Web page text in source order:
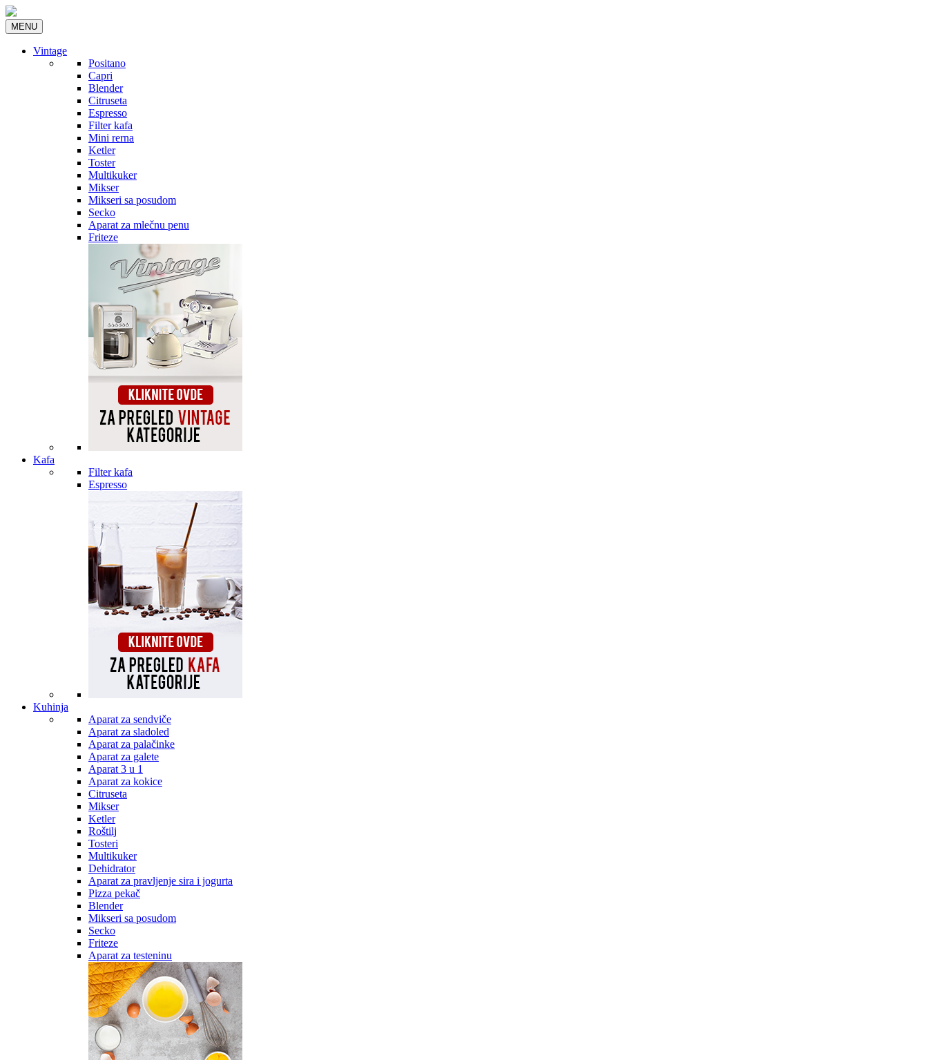
MENU
Vintage
Positano
Capri
Blender
Citruseta
Espresso
Filter kafa
Mini rerna
Ketler
Toster
Multikuker
Mikser
Mikseri sa posudom
Secko
Aparat za mlečnu penu
Friteze
Kafa
Filter kafa
Espresso
Kuhinja
Aparat za sendviče
Aparat za sladoled
Aparat za palačinke
Aparat za galete
Aparat 3 u 1
Aparat za kokice
Citruseta
Mikser
Ketler
Roštilj
Tosteri
Multikuker
Dehidrator
Aparat za pravljenje sira i jogurta
Pizza pekač
Blender
Mikseri sa posudom
Secko
Friteze
Aparat za testeninu